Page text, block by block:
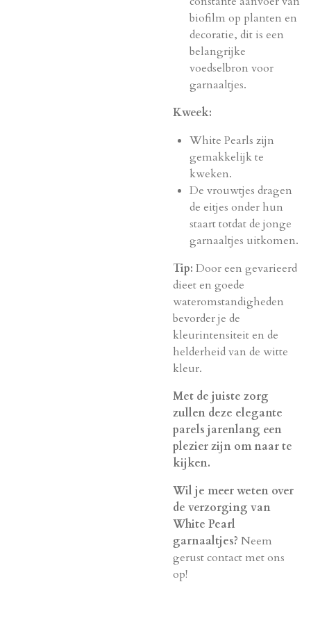
biofilm op planten en
decoratie, dit is een
belangrijke
voedselbron voor
garnaaltjes.
Kweek:
White Pearls zijn
gemakkelijk te
kweken.
De vrouwtjes dragen
de eitjes onder hun
staart totdat de jonge
garnaaltjes uitkomen.
Tip: Door een gevarieerd
dieet en goede
wateromstandigheden
bevorder je de
kleurintensiteit en de
helderheid van de witte
kleur.
Met de juiste zorg
zullen deze elegante
parels jarenlang een
plezier zijn om naar te
kijken.
Wil je meer weten over
de verzorging van
White Pearl
garnaaltjes? Neem
gerust contact met ons
op!